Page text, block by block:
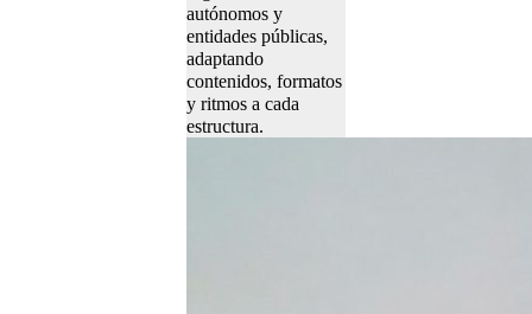
autónomos y
entidades públicas,
adaptando
contenidos, formatos
y ritmos a cada
estructura.